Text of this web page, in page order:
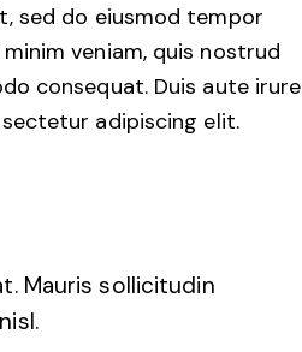
sed do eiusmod tempor
veniam, quis nostrud
consequat. Duis aute irure
adipiscing elit.
Mauris sollicitudin